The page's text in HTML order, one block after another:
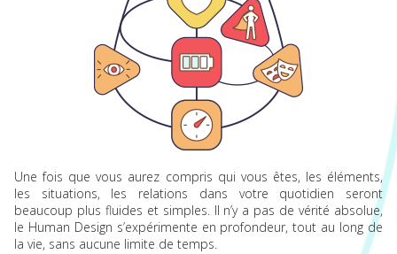
Une fois que vous aurez compris qui vous êtes, les éléments,
les situations, les relations dans votre quotidien seront
beaucoup plus fluides et simples. Il n’y a pas de vérité absolue,
le Human Design s’expérimente en profondeur, tout au long de
la vie, sans aucune limite de temps.